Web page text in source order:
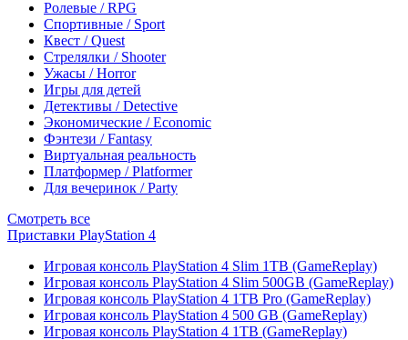
Ролевые / RPG
Спортивные / Sport
Квест / Quest
Стрелялки / Shooter
Ужасы / Horror
Игры для детей
Детективы / Detective
Экономические / Economic
Фэнтези / Fantasy
Виртуальная реальность
Платформер / Platformer
Для вечеринок / Party
Смотреть все
Приставки PlayStation 4
Игровая консоль PlayStation 4 Slim 1TB (GameReplay)
Игровая консоль PlayStation 4 Slim 500GB (GameReplay)
Игровая консоль PlayStation 4 1TB Pro (GameReplay)
Игровая консоль PlayStation 4 500 GB (GameReplay)
Игровая консоль PlayStation 4 1TB (GameReplay)